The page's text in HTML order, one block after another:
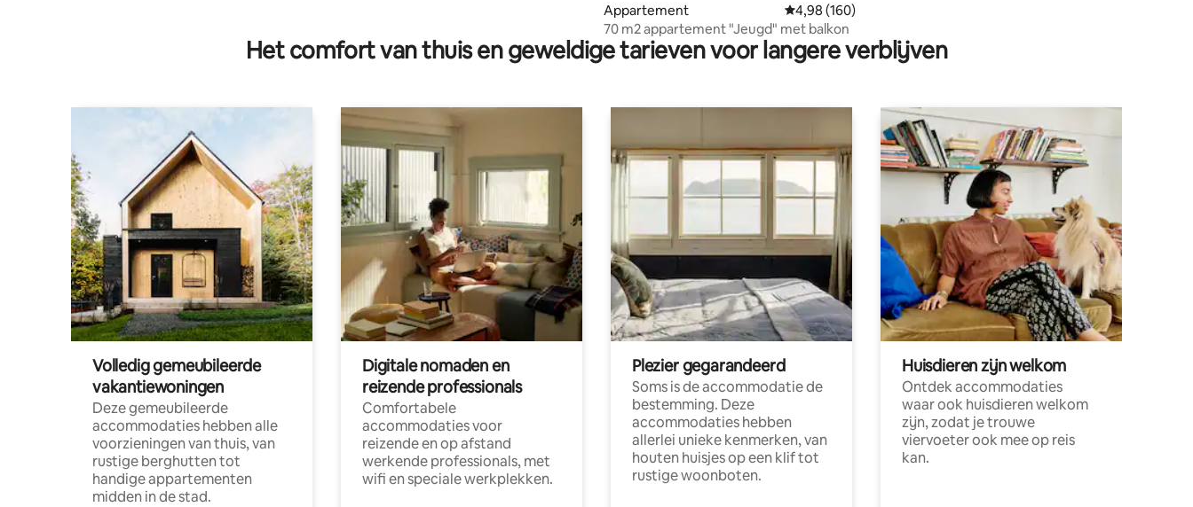
Appartement Gemiddelde beoordeling van 4,98 op 5, 160 recensies
4,98 (160)
70 m2 appartement "Jeugd" met balkon
Het comfort van thuis en geweldige tarieven voor langere verblijven
Volledig gemeubileerde
vakantiewoningen
Deze gemeubileerde
accommodaties hebben alle
voorzieningen van thuis, van
rustige berghutten tot
handige appartementen
midden in de stad.
Digitale nomaden en
reizende professionals
Comfortabele
accommodaties voor
reizende en op afstand
werkende professionals, met
wifi en speciale werkplekken.
Plezier gegarandeerd
Soms is de accommodatie de
bestemming. Deze
accommodaties hebben
allerlei unieke kenmerken, van
houten huisjes op een klif tot
rustige woonboten.
Huisdieren zijn welkom
Ontdek accommodaties
waar ook huisdieren welkom
zijn, zodat je trouwe
viervoeter ook mee op reis
kan.